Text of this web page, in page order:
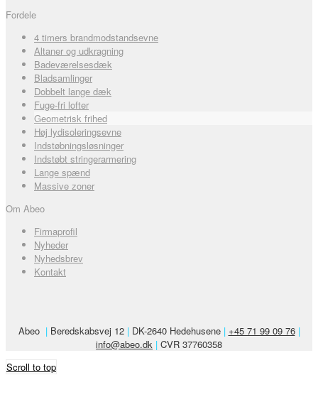
Fordele
4 timers brandmodstandsevne
Altaner og udkragning
Badeværelsesdæk
Bladsamlinger
Dobbelt lange dæk
Fuge-fri lofter
Geometrisk frihed
Høj lydisoleringsevne
Indstøbningsløsninger
Indstøbt stringerarmering
Lange spænd
Massive zoner
Om Abeo
Firmaprofil
Nyheder
Nyhedsbrev
Kontakt
Abeo |Beredskabsvej 12 |DK-2640 Hedehusene | +45 71 99 09 76 |
info@abeo.dk | CVR 37760358
Scroll to top